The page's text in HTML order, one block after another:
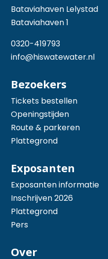
Bataviahaven Lelystad
Bataviahaven 1
0320-419793
info@hiswatewater.nl
Bezoekers
Tickets bestellen
Openingstijden
Route & parkeren
Plattegrond
Exposanten
Exposanten informatie
Inschrijven 2026
Plattegrond
Pers
Over